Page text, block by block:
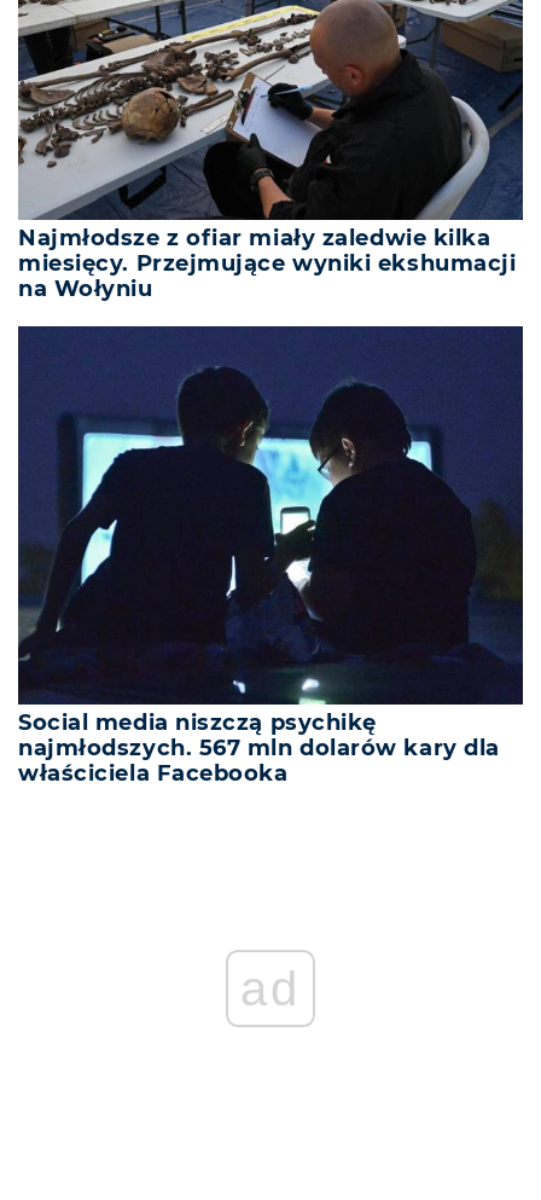
Najmłodsze z ofiar miały zaledwie kilka
miesięcy. Przejmujące wyniki ekshumacji
na Wołyniu
Social media niszczą psychikę
najmłodszych. 567 mln dolarów kary dla
właściciela Facebooka
ad